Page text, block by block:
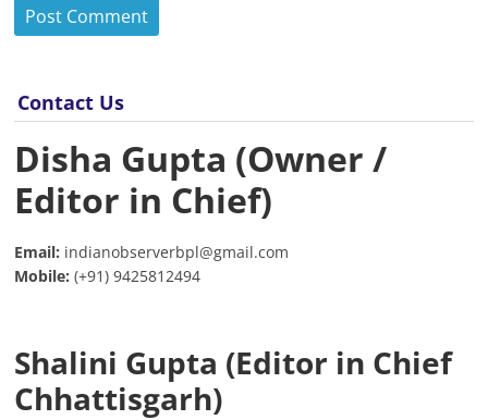
Contact Us
Disha Gupta (Owner /
Editor in Chief)
Email: indianobserverbpl@gmail.com
Mobile: (+91) 9425812494
Shalini Gupta (Editor in Chief
Chhattisgarh)